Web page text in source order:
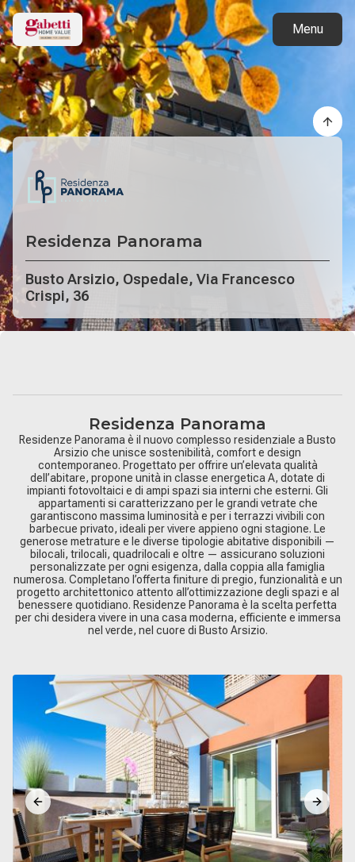
Menu
Torna ai progetti
Residenza Panorama
Busto Arsizio, Ospedale, Via Francesco
Crispi, 36
Residenza Panorama
Residenze Panorama è il nuovo complesso residenziale a Busto
Arsizio che unisce sostenibilità, comfort e design
contemporaneo. Progettato per offrire un’elevata qualità
dell’abitare, propone unità in classe energetica A, dotate di
impianti fotovoltaici e di ampi spazi sia interni che esterni. Gli
appartamenti si caratterizzano per le grandi vetrate che
garantiscono massima luminosità e per i terrazzi vivibili con
barbecue privato, ideali per vivere appieno ogni stagione. Le
generose metrature e le diverse tipologie abitative disponibili —
bilocali, trilocali, quadrilocali e oltre — assicurano soluzioni
personalizzate per ogni esigenza, dalla coppia alla famiglia
numerosa. Completano l’offerta finiture di pregio, funzionalità e un
progetto architettonico attento all’ottimizzazione degli spazi e al
benessere quotidiano. Residenze Panorama è la scelta perfetta
per chi desidera vivere in una casa moderna, efficiente e immersa
nel verde, nel cuore di Busto Arsizio.
Previous slide Next